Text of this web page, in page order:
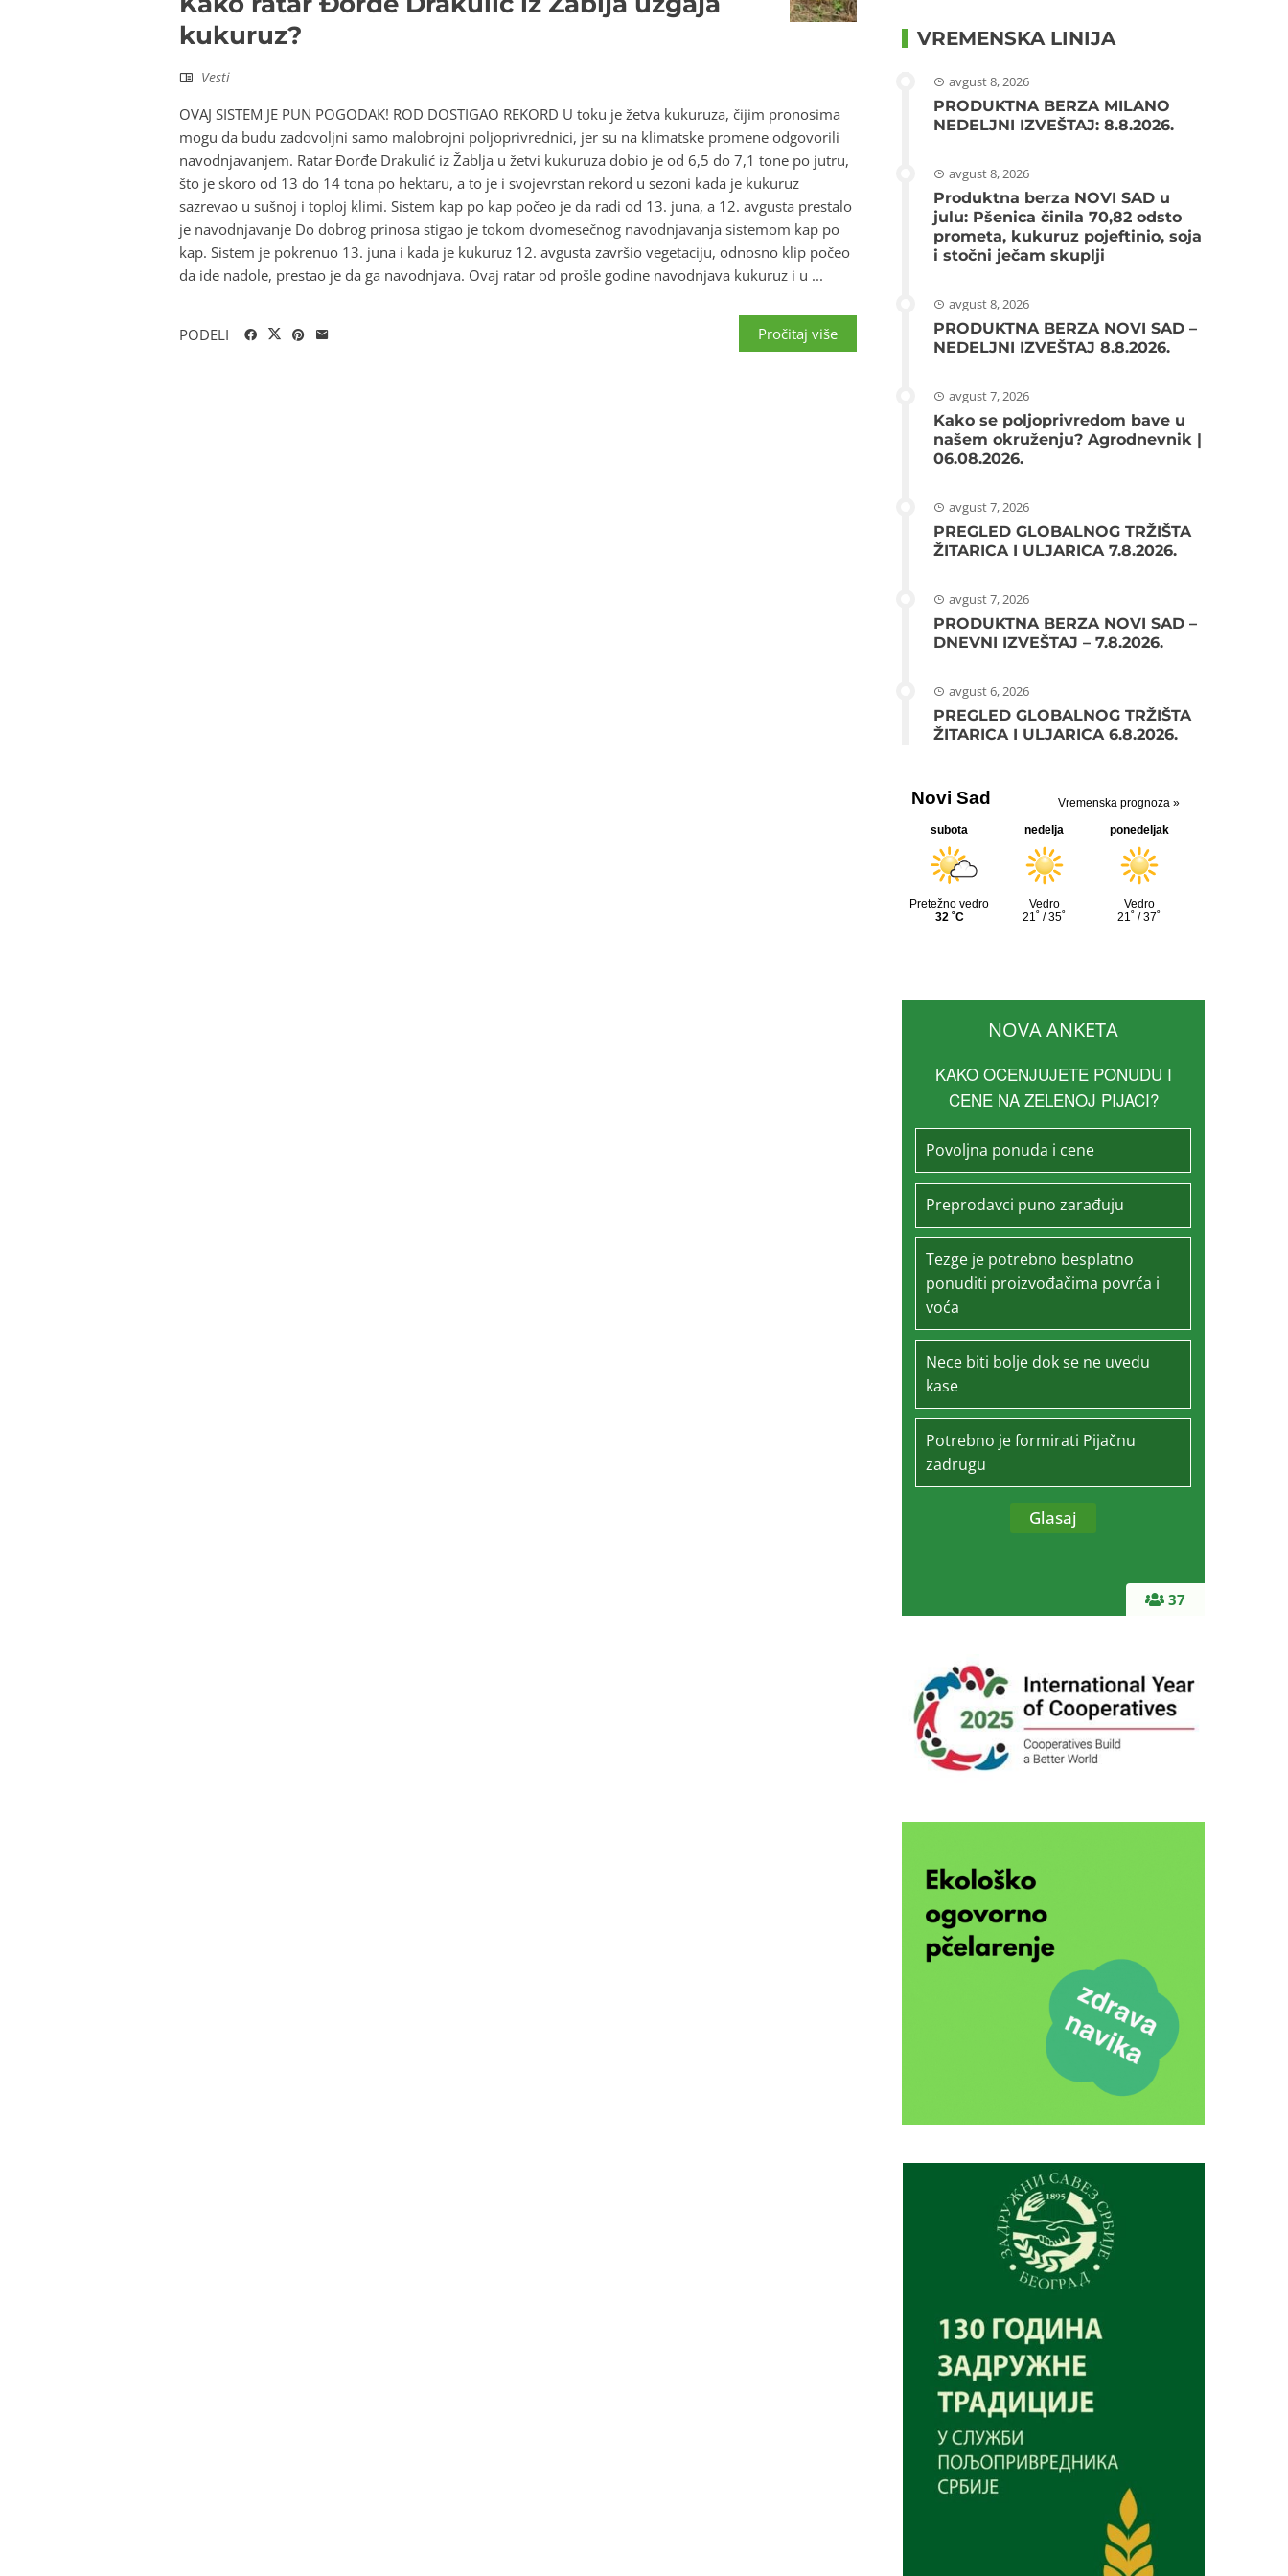
kukuruz?
Vesti
OVAJ SISTEM JE PUN POGODAK! ROD DOSTIGAO REKORD U toku je žetva kukuruza, čijim pronosima
mogu da budu zadovoljni samo malobrojni poljoprivrednici, jer su na klimatske promene odgovorili
navodnjavanjem. Ratar Đorđe Drakulić iz Žablja u žetvi kukuruza dobio je od 6,5 do 7,1 tone po jutru,
što je skoro od 13 do 14 tona po hektaru, a to je i svojevrstan rekord u sezoni kada je kukuruz
sazrevao u sušnoj i toploj klimi. Sistem kap po kap počeo je da radi od 13. juna, a 12. avgusta prestalo
je navodnjavanje Do dobrog prinosa stigao je tokom dvomesečnog navodnjavanja sistemom kap po
kap. Sistem je pokrenuo 13. juna i kada je kukuruz 12. avgusta završio vegetaciju, odnosno klip počeo
da ide nadole, prestao je da ga navodnjava. Ovaj ratar od prošle godine navodnjava kukuruz i u ...
Pročitaj više
PODELI
VREMENSKA LINIJA
avgust 8, 2026
PRODUKTNA BERZA MILANO
NEDELJNI IZVEŠTAJ: 8.8.2026.
avgust 8, 2026
Produktna berza NOVI SAD u
julu: Pšenica činila 70,82 odsto
prometa, kukuruz pojeftinio, soja
i stočni ječam skuplji
avgust 8, 2026
PRODUKTNA BERZA NOVI SAD –
NEDELJNI IZVEŠTAJ 8.8.2026.
avgust 7, 2026
Kako se poljoprivredom bave u
našem okruženju? Agrodnevnik |
06.08.2026.
avgust 7, 2026
PREGLED GLOBALNOG TRŽIŠTA
ŽITARICA I ULJARICA 7.8.2026.
avgust 7, 2026
PRODUKTNA BERZA NOVI SAD –
DNEVNI IZVEŠTAJ – 7.8.2026.
avgust 6, 2026
PREGLED GLOBALNOG TRŽIŠTA
ŽITARICA I ULJARICA 6.8.2026.
37
NOVA ANKETA
KAKO OCENJUJETE PONUDU I
CENE NA ZELENOJ PIJACI?
Povoljna ponuda i cene
Preprodavci puno zarađuju
Tezge je potrebno besplatno
ponuditi proizvođačima povrća i
voća
Nece biti bolje dok se ne uvedu
kase
Potrebno je formirati Pijačnu
zadrugu